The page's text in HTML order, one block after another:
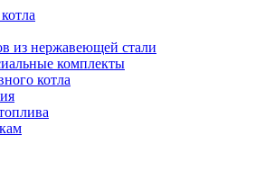
из нержавеющей стали
комплекты
котла